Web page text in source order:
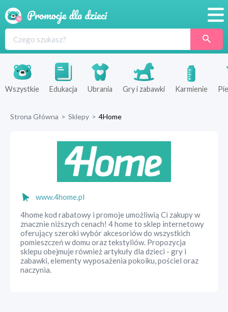
Produkty
Sklepy
Wszystkie Edukacja Ubrania Gry i zabawki Karmienie
Strona Główna > Sklepy > 4Home
www.4home.pl
4home kod rabatowy i promoje umożliwią Ci zakupy w
znacznie niższych cenach! 4 home to sklep internetowy
oferujący szeroki wybór akcesoriów do wszystkich
pomieszczeń w domu oraz tekstyliów. Propozycja
sklepu obejmuje również artykuły dla dzieci - gry i
zabawki, elementy wyposażenia pokoiku, pościel oraz
naczynia.